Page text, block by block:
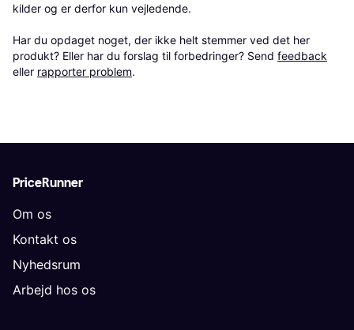
kilder og er derfor kun vejledende.
Har du opdaget noget, der ikke helt stemmer ved det her
produkt? Eller har du forslag til forbedringer? Send feedback
eller rapporter problem.
PriceRunner
Om os
Kontakt os
Nyhedsrum
Arbejd hos os